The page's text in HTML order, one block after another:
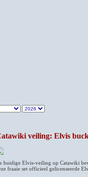
veiling: Elvis
huidige Elvis-veiling op Catawiki
fraaie set officieel gelicenseerde